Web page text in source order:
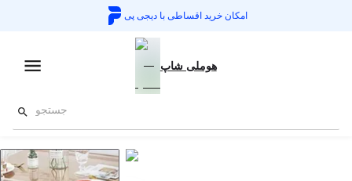
امکان خرید اقساطی بادیجی پی
هوملی شاپ